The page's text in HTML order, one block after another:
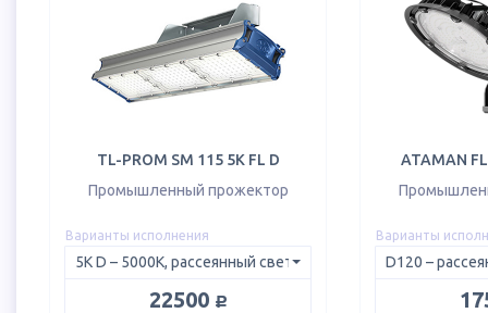
TL-PROM SM 115 5K FL D
Промышленный прожектор
Варианты исполнения
22500 руб.
ATAMAN
Варианты